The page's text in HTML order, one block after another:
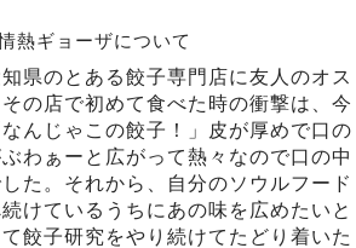
県のとある餃子専門店に友人のオス
の店で初めて食べた時の衝撃は、今
んじゃこの餃子！」皮が厚めで口の
わぁーと広がって熱々なので口の中
た。それから、自分のソウルフード
けているうちにあの味を広めたいと
餃子研究をやり続けてたどり着いた